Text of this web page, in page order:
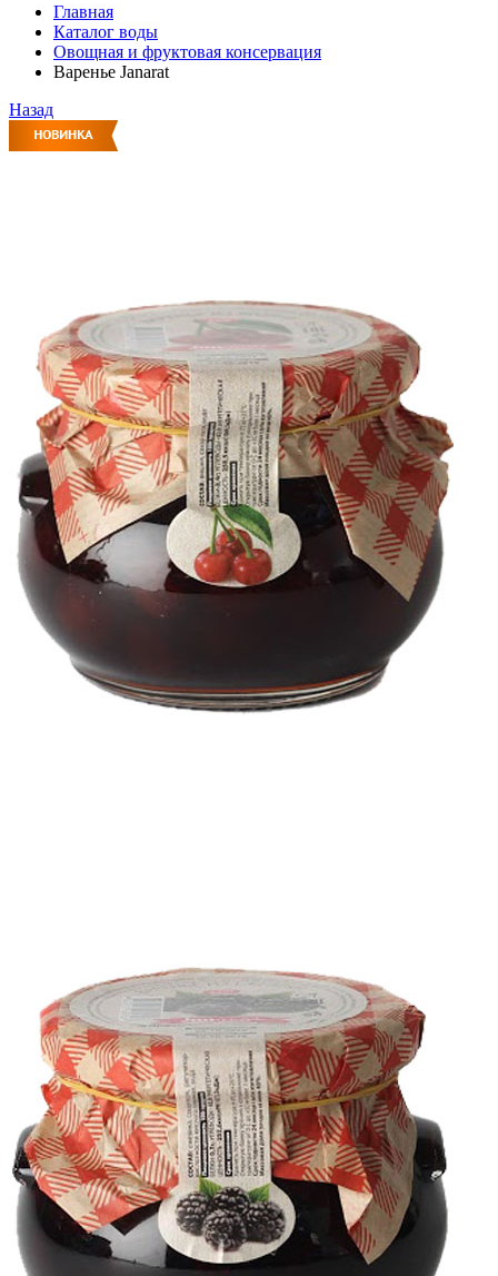
Главная
Каталог воды
Овощная и фруктовая консервация
Варенье Janarat
Назад